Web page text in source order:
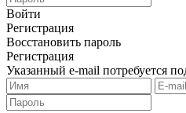
Войти
Регистрация
Восстановить пароль
Регистрация
Указанный e-mail потребуется